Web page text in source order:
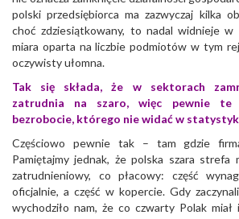
polski przedsiębiorca ma zazwyczaj kilka
choć zdziesiątkowany, to nadal widnieje
miara oparta na liczbie podmiotów w tym
oczywisty ułomna.
Tak się składa, że w sektorach
zatrudnia na szaro, więc pewnie te
bezrobocie, którego nie widać w
Częściowo pewnie tak – tam gdzie
Pamiętajmy jednak, że polska szara
zatrudnieniowy, co płacowy: część
oficjalnie, a część w kopercie. Gdy
wychodziło nam, że co czwarty Polak